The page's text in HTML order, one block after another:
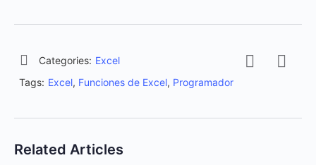
Categories: Excel
Tags: Excel, Funciones de Excel, Programador
Related Articles